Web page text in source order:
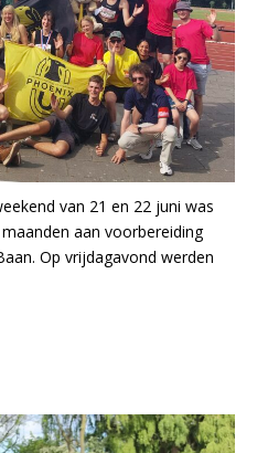
van 21 en 22 juni was
aan voorbereiding
Op vrijdagavond werden